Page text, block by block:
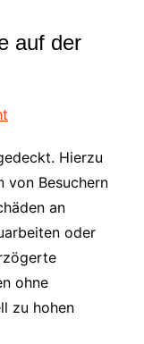
auf der
Hierzu
von Besuchern
an
oder
ohne
zu hohen